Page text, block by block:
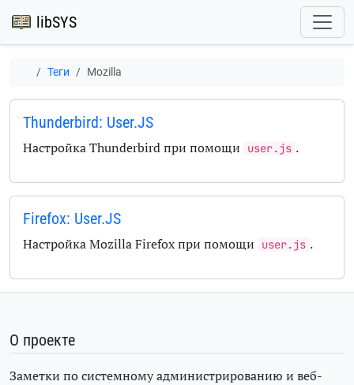
libSYS
Теги Mozilla
Thunderbird: User.JS
Настройка Thunderbird при помощи user.js .
Firefox: User.JS
Настройка Mozilla Firefox при помощи user.js .
О проекте
Заметки по системному администрированию и веб-